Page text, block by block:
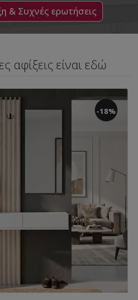
& Συχνές ερωτήσεις
αφίξεις είναι εδώ
-18%